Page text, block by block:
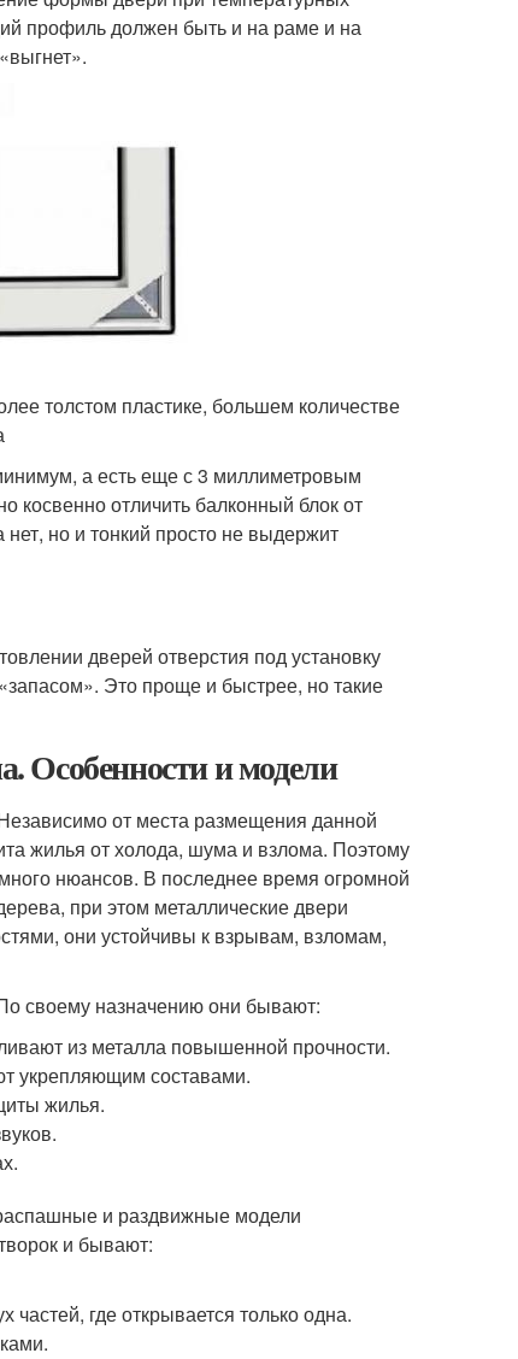
профиль должен быть и на раме и на
толстом пластике, большем количестве
а есть еще с 3 миллиметровым
косвенно отличить балконный блок от
но и тонкий просто не выдержит
дверей отверстия под установку
Это проще и быстрее, но такие
Особенности и модели
от места размещения данной
жилья от холода, шума и взлома. Поэтому
нюансов. В последнее время огромной
при этом металлические двери
они устойчивы к взрывам, взломам,
своему назначению они бывают:
из металла повышенной прочности.
укрепляющим составами.
жилья.
и раздвижные модели
и бывают:
где открывается только одна.